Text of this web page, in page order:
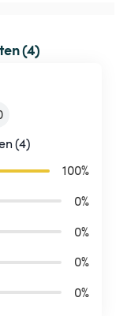
(4)
(4)
100%
0%
0%
0%
0%